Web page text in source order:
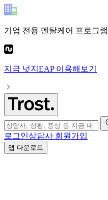
기업 전용 멘탈케어 프로그램
지금 넛지EAP이용해보기
로그인상담사 회원가입
앱 다운로드